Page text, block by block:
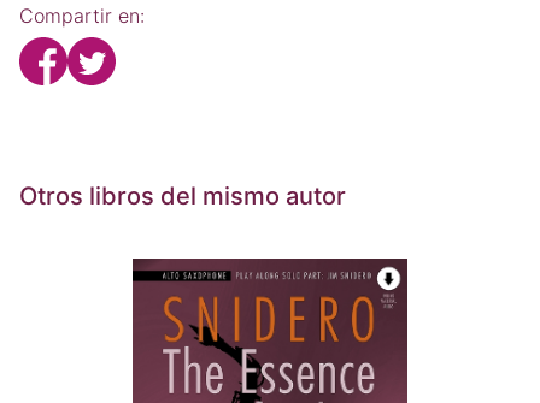
Compartir en:
Otros libros del mismo autor